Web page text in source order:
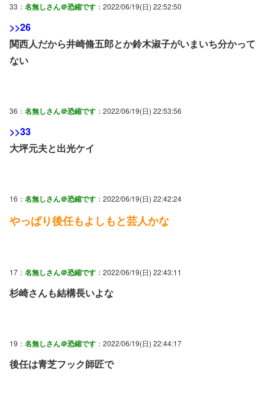
33： 名無しさん＠恐縮です ：2022/06/19(日) 22:52:50
>>26
関西人だから井崎脩五郎とか鈴木淑子がいまいち分かって
ない
36： 名無しさん＠恐縮です ：2022/06/19(日) 22:53:56
>>33
大坪元夫と出光ケイ
16： 名無しさん＠恐縮です ：2022/06/19(日) 22:42:24
やっぱり後任もよしもと芸人かな
17： 名無しさん＠恐縮です ：2022/06/19(日) 22:43:11
杉崎さんも結構長いよな
19： 名無しさん＠恐縮です ：2022/06/19(日) 22:44:17
後任は青芝フック師匠で